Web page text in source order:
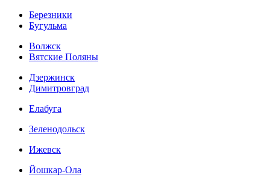
Березники
Бугульма
Волжск
Вятские Поляны
Дзержинск
Димитровград
Елабуга
Зеленодольск
Ижевск
Йошкар-Ола